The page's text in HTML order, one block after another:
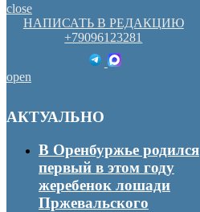
close
НАПИСАТЬ В РЕДАКЦИЮ
+79096123281
open
АКТУАЛЬНО
В Оренбуржье родился
первый в этом году
жеребенок лошади
Пржевальского